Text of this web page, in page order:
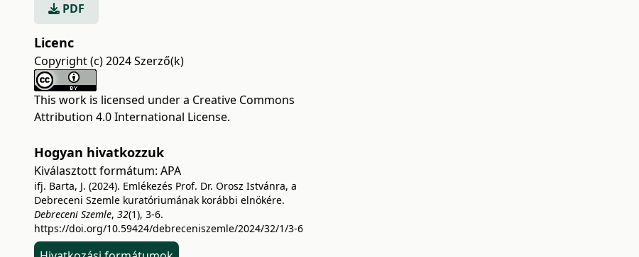
PDF
Licenc
Copyright (c) 2024 Szerző(k)
This work is licensed under a Creative Commons
Attribution 4.0 International License.
Hogyan hivatkozzuk
Kiválasztott formátum: APA
ifj. Barta, J. (2024). Emlékezés Prof. Dr. Orosz Istvánra, a
Debreceni Szemle kuratóriumának korábbi elnökére.
Debreceni Szemle, 32(1), 3-6.
https://doi.org/10.59424/debreceniszemle/2024/32/1/3-6